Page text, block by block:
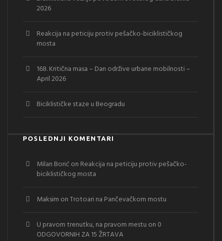
2026
Reakcija na peticiju protiv pešačko-biciklističkog
mosta
168. Kritična masa – Dan održive urbane mobilnosti –
April 2026
Biciklističke staze u Beogradu
POSLEDNJI KOMENTARI
Milan Borić on Reakcija na peticiju protiv pešačko-
biciklističkog mosta
Maksim onTrotoari na Pančevačkom mostu
U pravom trenutku, na pravom mestu on 0
ODGOVORNIH ZA 15 ŽRTAVA